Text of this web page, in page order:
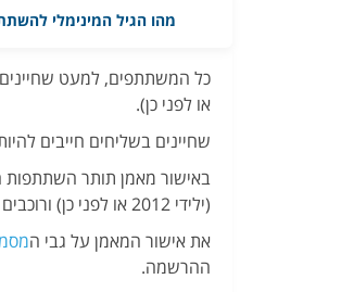
מהו הגיל המינימלי
או לפני כן).
שחיינים בשליחים חייבים להיות בני 16 לפחות (ילידי 2010
(ילידי 2012 או לפני כן) ורוכבים ורצים מגיל 16 (ילידי 2010 או לפני כן).
את אישור המאמן על גבי ה
ההרשמה.